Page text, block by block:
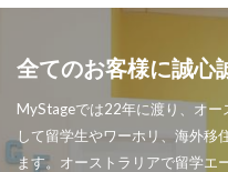
全てのお客様に誠心
MyStageでは22年に渡り、オー
して留学生やワーホリ、海外移
ます。オーストラリアで留学エ